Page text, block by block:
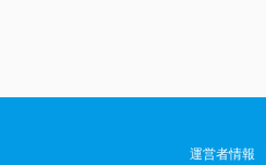
運営者情報